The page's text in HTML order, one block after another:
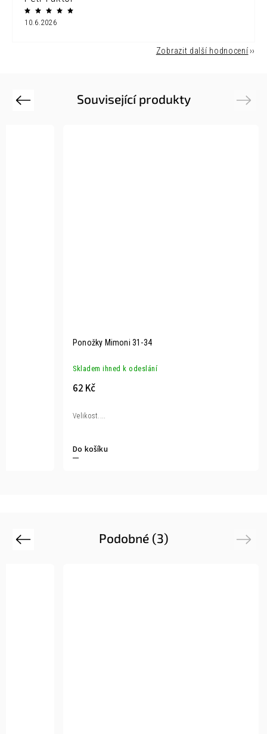
10.6.2026
Zobrazit další hodnocení
Související produkty
Previous
Ponožky Mimoni 31-34
Skladem ihned k odeslání
62 Kč
Do košíku
Velikost....
Next
Podobné (3)
Previous Next